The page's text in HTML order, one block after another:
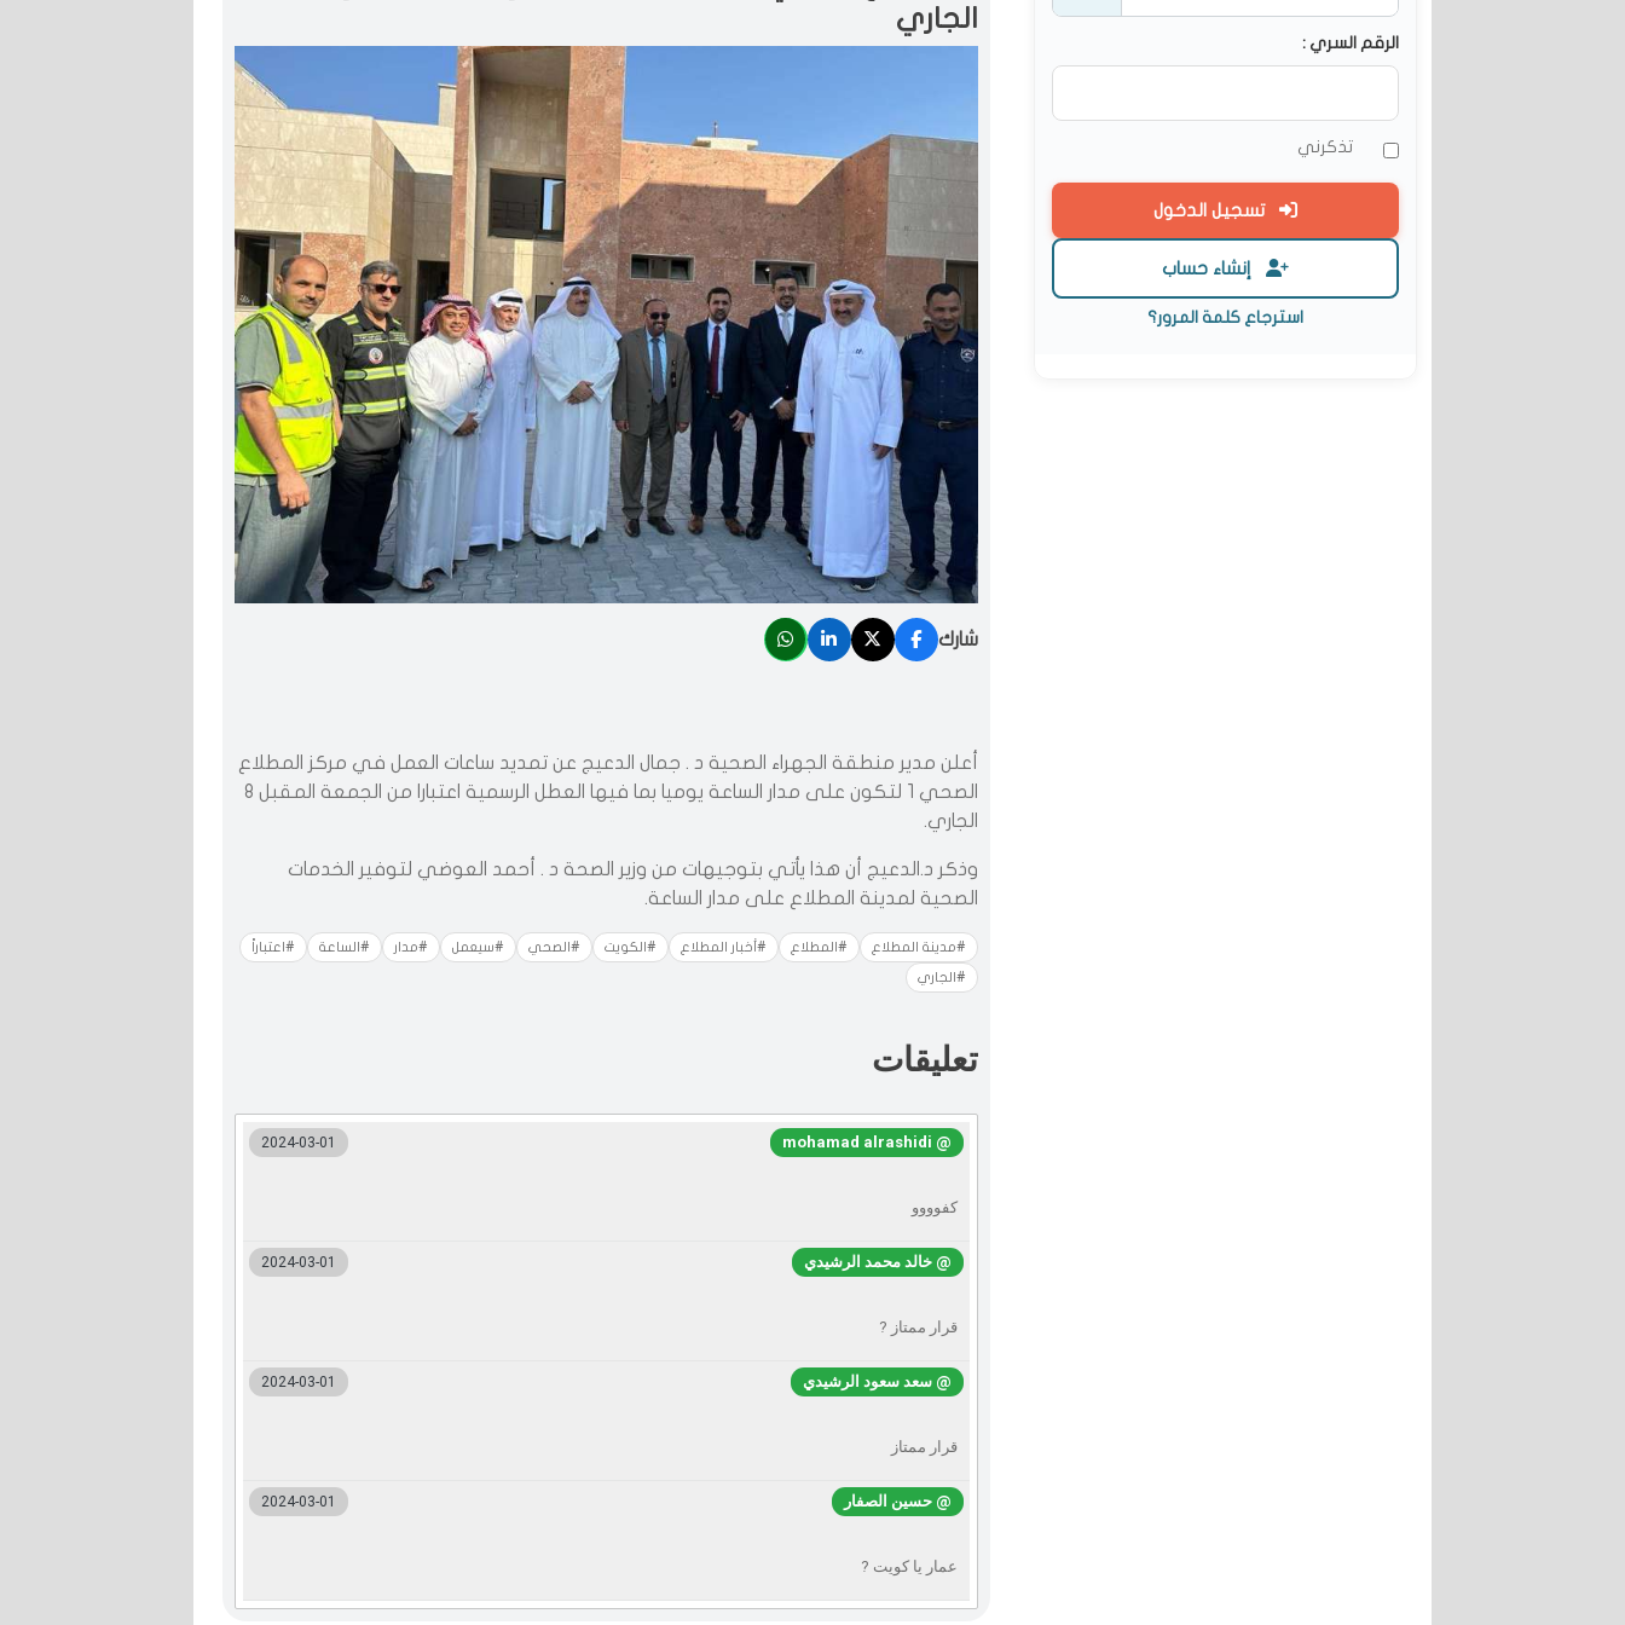
الجاري
شارك
أعلن مدير منطقة الجهراء الصحية د . جمال الدعيج عن تمديد ساعات العمل في مركز المطلاع
الصحي 1 لتكون على مدار الساعة يوميا بما فيها العطل الرسمية اعتبارا من الجمعة المقبل 8
الجاري.
وذكر د.الدعيج أن هذا يأتي بتوجيهات من وزير الصحة د . أحمد العوضي لتوفير الخدمات
الصحية لمدينة المطلاع على مدار الساعة.
#مدينة المطلاع #المطلاع #أخبار المطلاع #الكويت #الصحي #سيعمل #مدار #الساعة #اعتباراً
#الجاري
تعليقات
@ mohamad alrashidi
2024-03-01
كفوووو
@ خالد محمد الرشيدي 2024-03-01
قرار ممتاز ?
@ سعد سعود الرشيدي 2024-03-01
قرار ممتاز
@ حسين الصفار 2024-03-01
عمار يا كويت ?
الرقم السري :
تذكرني
تسجيل الدخول
إنشاء حساب
استرجاع كلمة المرور؟